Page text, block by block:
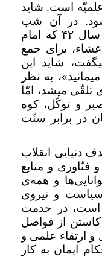
علمیّه است. شاید
شود. در آن شب
سال ۴۲ که امام
برای جمع
شاید این
به نظر
تلقّی میشد، امّا
و توکّل، کوه
در برابر سنّت
دنیایی انقلاب
فنّاوری و منابع
و همه‌ی
و نیروی
است، در خدمت
از فواصل
ارتقاء علمی و
ایمان به کار